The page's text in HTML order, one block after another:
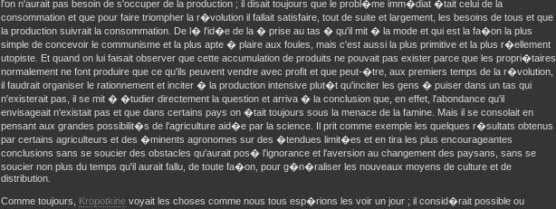
l'on n'aurait pas besoin de s'occuper de la production ; il disait toujours que le probl�me imm�diat �tait celui de la
consommation et que pour faire triompher la r�volution il fallait satisfaire, tout de suite et largement, les besoins de tous et que
la production suivrait la consommation. De l� l'id�e de la � prise au tas � qu'il mit � la mode et qui est la fa�on la plus
simple de concevoir le communisme et la plus apte � plaire aux foules, mais c'est aussi la plus primitive et la plus r�ellement
utopiste. Et quand on lui faisait observer que cette accumulation de produits ne pouvait pas exister parce que les propri�taires
normalement ne font produire que ce qu'ils peuvent vendre avec profit et que peut-�tre, aux premiers temps de la r�volution,
il faudrait organiser le rationnement et inciter � la production intensive plut�t qu'inciter les gens � puiser dans un tas qui
n'existerait pas, il se mit � �tudier directement la question et arriva � la conclusion que, en effet, l'abondance qu'il
envisageait n'existait pas et que dans certains pays on �tait toujours sous la menace de la famine. Mais il se consolait en
pensant aux grandes possibilit�s de l'agriculture aid�e par la science. Il prit comme exemple les quelques r�sultats obtenus
par certains agriculteurs et des �minents agronomes sur des �tendues limit�es et en tira les plus encourageantes
conclusions sans se soucier des obstacles qu'aurait pos� l'ignorance et l'aversion au changement des paysans, sans se
soucier non plus du temps qu'il aurait fallu, de toute fa�on, pour g�n�raliser les nouveaux moyens de culture et de
distribution.
Comme toujours, Kropotkine voyait les choses comme nous tous esp�rions les voir un jour ; il consid�rait possible ou